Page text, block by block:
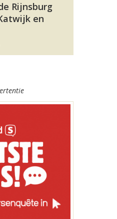
Rijnsburg
en